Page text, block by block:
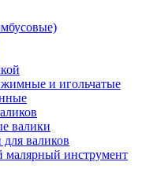
и игольчатые
валики
валиков
малярный инструмент